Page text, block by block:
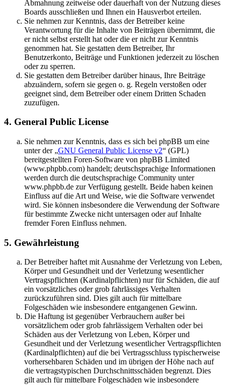
Abmahnung zeitweise oder dauerhaft von der Nutzung dieses
Boards ausschließen und Ihnen ein Hausverbot erteilen.
Sie nehmen zur Kenntnis, dass der Betreiber keine
Verantwortung für die Inhalte von Beiträgen übernimmt, die
er nicht selbst erstellt hat oder die er nicht zur Kenntnis
genommen hat. Sie gestatten dem Betreiber, Ihr
Benutzerkonto, Beiträge und Funktionen jederzeit zu löschen
oder zu sperren.
Sie gestatten dem Betreiber darüber hinaus, Ihre Beiträge
abzuändern, sofern sie gegen o. g. Regeln verstoßen oder
geeignet sind, dem Betreiber oder einem Dritten Schaden
zuzufügen.
4. General Public License
Sie nehmen zur Kenntnis, dass es sich bei phpBB um eine
unter der „GNU General Public License v2“ (GPL)
bereitgestellten Foren-Software von phpBB Limited
(www.phpbb.com) handelt; deutschsprachige Informationen
werden durch die deutschsprachige Community unter
www.phpbb.de zur Verfügung gestellt. Beide haben keinen
Einfluss auf die Art und Weise, wie die Software verwendet
wird. Sie können insbesondere die Verwendung der Software
für bestimmte Zwecke nicht untersagen oder auf Inhalte
fremder Foren Einfluss nehmen.
5. Gewährleistung
Der Betreiber haftet mit Ausnahme der Verletzung von Leben,
Körper und Gesundheit und der Verletzung wesentlicher
Vertragspflichten (Kardinalpflichten) nur für Schäden, die auf
ein vorsätzliches oder grob fahrlässiges Verhalten
zurückzuführen sind. Dies gilt auch für mittelbare
Folgeschäden wie insbesondere entgangenen Gewinn.
Die Haftung ist gegenüber Verbrauchern außer bei
vorsätzlichem oder grob fahrlässigem Verhalten oder bei
Schäden aus der Verletzung von Leben, Körper und
Gesundheit und der Verletzung wesentlicher Vertragspflichten
(Kardinalpflichten) auf die bei Vertragsschluss typischerweise
vorhersehbaren Schäden und im übrigen der Höhe nach auf
die vertragstypischen Durchschnittsschäden begrenzt. Dies
gilt auch für mittelbare Folgeschäden wie insbesondere